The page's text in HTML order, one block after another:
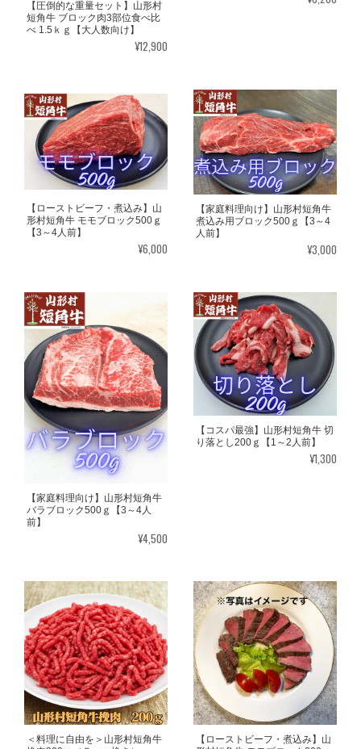
【圧倒的な重量セット】山形村
短角牛 ブロック肉3部位食べ比
べ 1.5ｋｇ【大人数向け】
¥12,900
【ローストビーフ・煮込み】山
形村短角牛 モモブロック500ｇ
【3～4人前】
¥6,000
【家庭料理向け】山形村短角牛
煮込み用ブロック500ｇ【3～4
人前】
¥3,000
【家庭料理向け】山形村短角牛
バラブロック500ｇ【3～4人
前】
¥4,500
【コスパ最強】山形村短角牛 切
り落とし200ｇ【1～2人前】
¥1,300
＜料理に自由を＞山形村短角牛
【ローストビーフ・煮込み】山